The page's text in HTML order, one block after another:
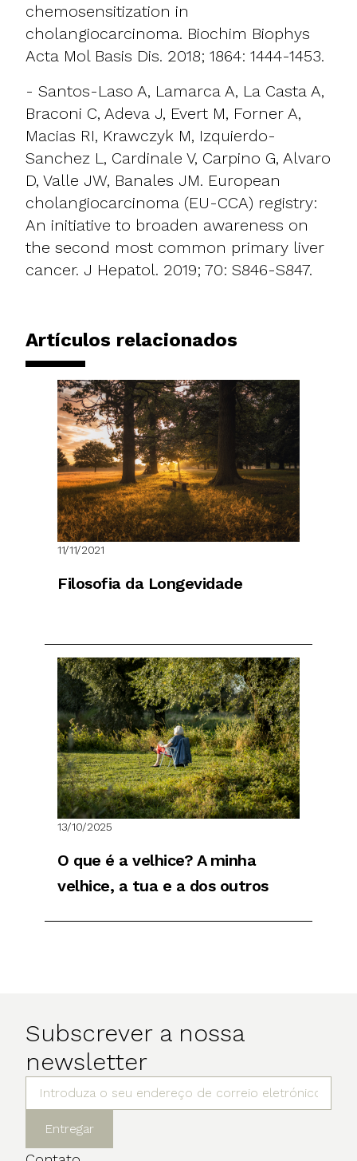
chemosensitization in
cholangiocarcinoma. Biochim Biophys
Acta Mol Basis Dis. 2018; 1864: 1444-1453.
- Santos-Laso A, Lamarca A, La Casta A,
Braconi C, Adeva J, Evert M, Forner A,
Macias RI, Krawczyk M, Izquierdo-
Sanchez L, Cardinale V, Carpino G, Alvaro
D, Valle JW, Banales JM. European
cholangiocarcinoma (EU-CCA) registry:
An initiative to broaden awareness on
the second most common primary liver
cancer. J Hepatol. 2019; 70: S846-S847.
Artículos relacionados
11/11/2021
Filosofia da Longevidade
13/10/2025
O que é a velhice? A minha
velhice, a tua e a dos outros
Subscrever a nossa
newsletter
Entregar